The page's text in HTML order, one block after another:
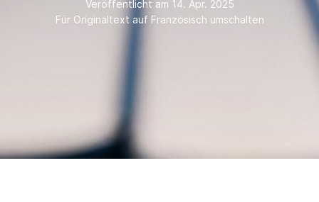
Veröffentlicht am 14. Apr. 2025
Für Originaltext auf Französisch umschalten